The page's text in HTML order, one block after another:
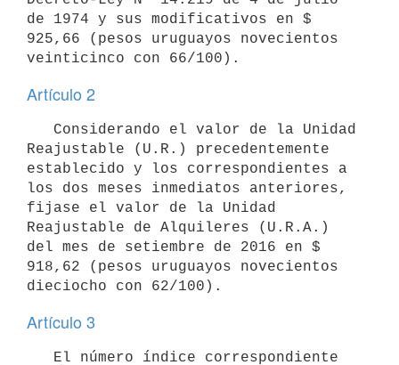
de 1974 y sus modificativos en $
925,66 (pesos uruguayos novecientos
Artículo 2
Reajustable (U.R.) precedentemente
establecido y los correspondientes a
los dos meses inmediatos anteriores,
fijase el valor de la Unidad
Reajustable de Alquileres (U.R.A.)
del mes de setiembre de 2016 en $
918,62 (pesos uruguayos novecientos
Artículo 3